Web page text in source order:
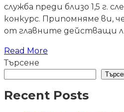
служба преди близо 1,5 г.
конкурс. Припомняме ви,
от главните действащи
Read More
Търсене
Recent Posts